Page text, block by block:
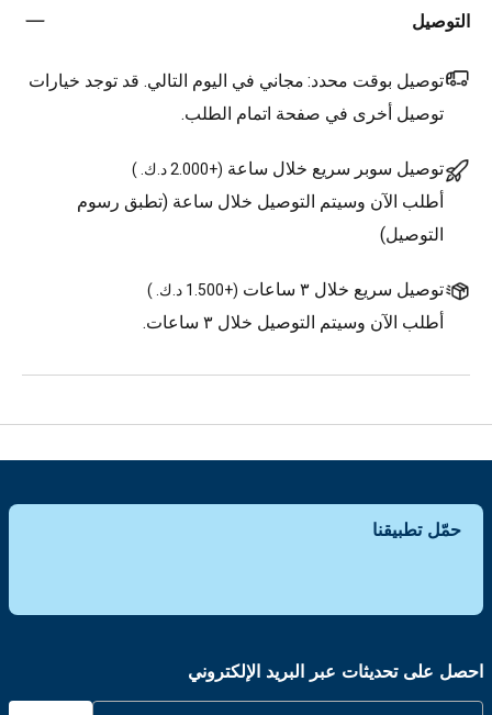
التوصيل
توصيل بوقت محدد: مجاني في اليوم التالي. قد توجد خيارات
توصيل أخرى في صفحة اتمام الطلب.
توصيل سوبر سريع خلال ساعة (+2.000 د.ك. )
أطلب الآن وسيتم التوصيل خلال ساعة (تطبق رسوم
التوصيل)
توصيل سريع خلال ٣ ساعات (+1.500 د.ك. )
أطلب الآن وسيتم التوصيل خلال ٣ ساعات.
حمّل تطبيقنا
احصل على تحديثات عبر البريد الإلكتروني